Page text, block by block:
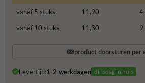
vanaf 5 stuks
11,90
vanaf 10 stuks
11,30
product doorsturen per
Levertijd:1-2 werkdagen dinsdag in huis